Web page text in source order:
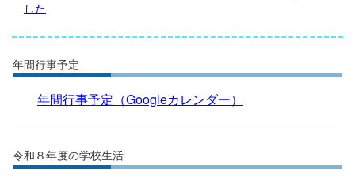
した
年間行事予定
年間行事予定 （Googleカレンダー）
令和８年度の学校生活